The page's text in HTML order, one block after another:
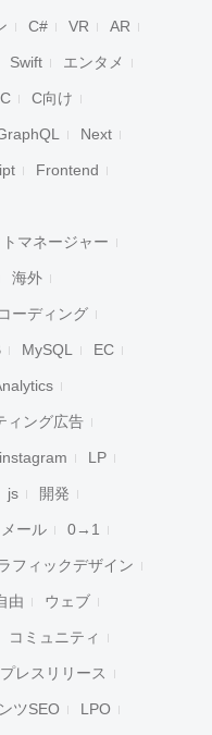
検索
C# VR AR
Swift エンタメ
C向け
Next
Frontend
マネージャー
海外
コーディング
MySQL EC
ィング広告
instagram LP
js 開発
メール 0→1
フィックデザイン
由 ウェブ
コミュニティ
プレスリリース
ツSEO LPO